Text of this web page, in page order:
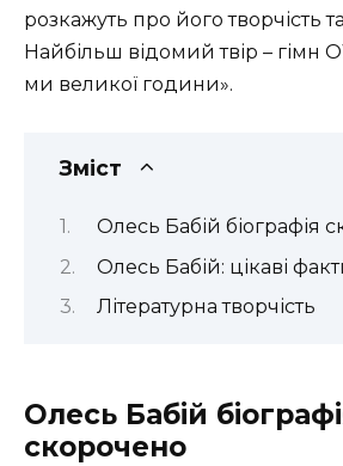
розкажуть про його творчість
Найбільш відомий твір – гімн
ми великої години».
Зміст
Олесь Бабій біографія
Олесь Бабій: цікаві
Літературна творчість
Олесь Бабій
скорочено